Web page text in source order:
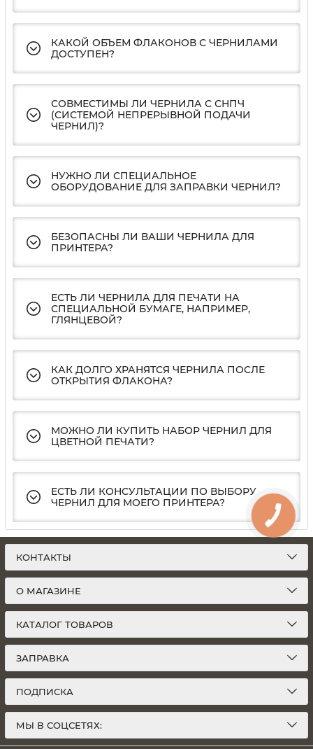
КАКОЙ ОБЪЕМ ФЛАКОНОВ С ЧЕРНИЛАМИ
ДОСТУПЕН?
СОВМЕСТИМЫ ЛИ ЧЕРНИЛА С СНПЧ
(СИСТЕМОЙ НЕПРЕРЫВНОЙ ПОДАЧИ
ЧЕРНИЛ)?
НУЖНО ЛИ СПЕЦИАЛЬНОЕ
ОБОРУДОВАНИЕ ДЛЯ ЗАПРАВКИ ЧЕРНИЛ?
БЕЗОПАСНЫ ЛИ ВАШИ ЧЕРНИЛА ДЛЯ
ПРИНТЕРА?
ЕСТЬ ЛИ ЧЕРНИЛА ДЛЯ ПЕЧАТИ НА
СПЕЦИАЛЬНОЙ БУМАГЕ, НАПРИМЕР,
ГЛЯНЦЕВОЙ?
КАК ДОЛГО ХРАНЯТСЯ ЧЕРНИЛА ПОСЛЕ
ОТКРЫТИЯ ФЛАКОНА?
МОЖНО ЛИ КУПИТЬ НАБОР ЧЕРНИЛ ДЛЯ
ЦВЕТНОЙ ПЕЧАТИ?
ЕСТЬ ЛИ КОНСУЛЬТАЦИИ ПО ВЫБОРУ
ЧЕРНИЛ ДЛЯ МОЕГО ПРИНТЕРА?
КОНТАКТЫ
О МАГАЗИНЕ
КАТАЛОГ ТОВАРОВ
ЗАПРАВКА
ПОДПИСКА
МЫ В СОЦСЕТЯХ: